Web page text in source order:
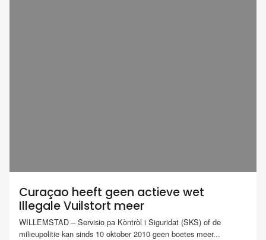
Curaçao heeft geen actieve wet
Illegale Vuilstort meer
WILLEMSTAD – Servisio pa Kòntròl i Siguridat (SKS) of de
milieupolitie kan sinds 10 oktober 2010 geen boetes meer...